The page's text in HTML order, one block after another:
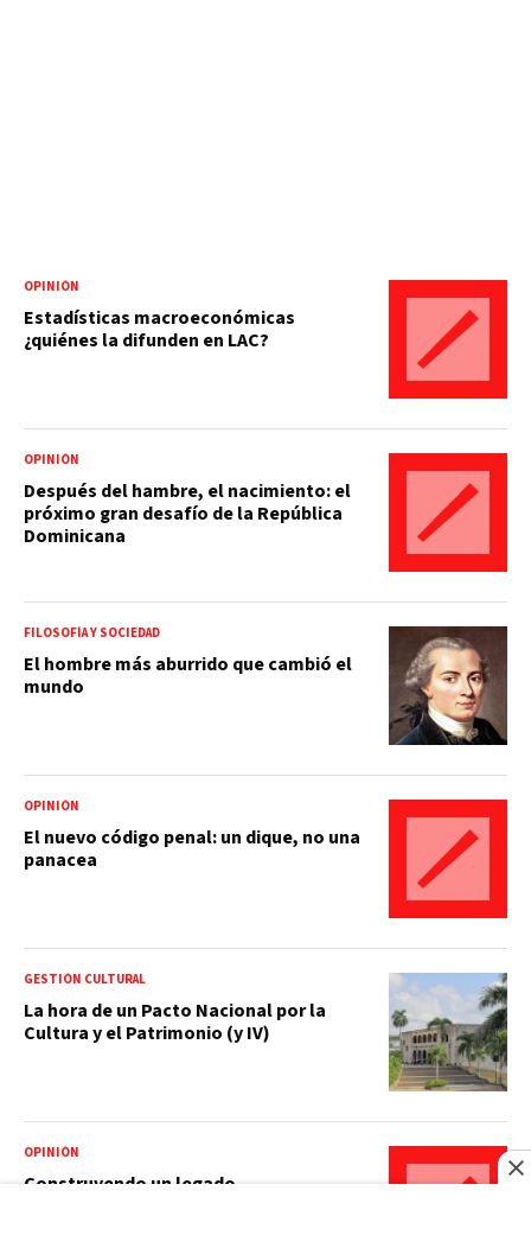
OPINIÓN
Estadísticas macroeconómicas
¿quiénes la difunden en LAC?
OPINIÓN
Después del hambre, el nacimiento: el
próximo gran desafío de la República
Dominicana
FILOSOFÍA Y SOCIEDAD
El hombre más aburrido que cambió el
mundo
OPINIÓN
El nuevo código penal: un dique, no una
panacea
GESTIÓN CULTURAL
La hora de un Pacto Nacional por la
Cultura y el Patrimonio (y IV)
OPINIÓN
Construyendo un legado